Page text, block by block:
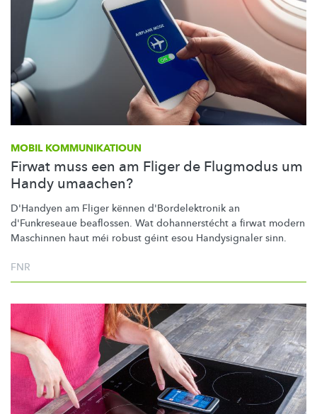
MOBIL KOMMUNIKATIOUN
Firwat muss een am Fliger de Flugmodus um
Handy umaachen?
D'Handyen am Fliger kënnen d'Bordelektronik an
d'Funkreseaue beaflossen. Wat dohannerstécht a firwat modern
Maschinnen haut méi robust géint esou Handysignaler sinn.
FNR